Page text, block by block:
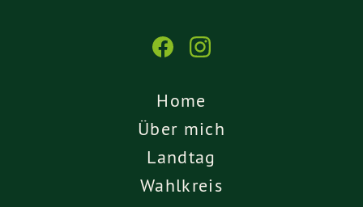
Home
Über mich
Landtag
Wahlkreis